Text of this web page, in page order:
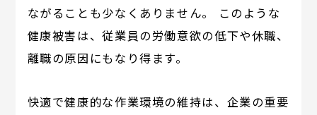
ながることも少なくありません。 このような
健康被害は、従業員の労働意欲の低下や休職、
離職の原因にもなり得ます。
快適で健康的な作業環境の維持は、企業の重要